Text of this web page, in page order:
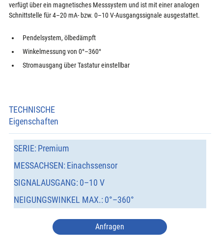
verfügt über ein magnetisches Messsystem und ist mit einer analogen
Schnittstelle für 4–20 mA- bzw. 0–10 V-Ausgangssignale ausgestattet.
Pendelsystem, ölbedämpft
Winkelmessung von 0°–360°
Stromausgang über Tastatur einstellbar
TECHNISCHE
Eigenschaften
SERIE: Premium
MESSACHSEN: Einachssensor
SIGNALAUSGANG: 0–10 V
NEIGUNGSWINKEL MAX.: 0°–360°
Anfragen